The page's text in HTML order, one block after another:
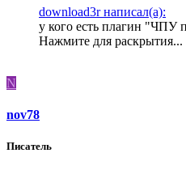
download3r написал(а):
у кого есть плагин "ЧПУ
Нажмите для раскрытия...
N
nov78
Писатель